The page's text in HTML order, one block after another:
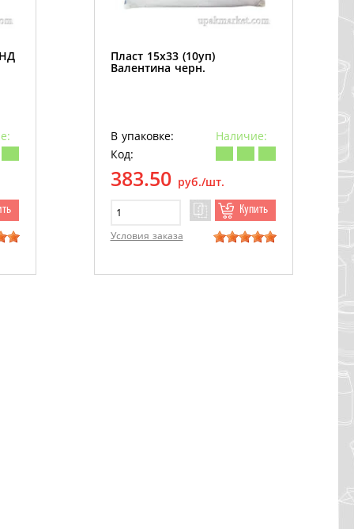
Пласт 15х33 (10уп)
Валентина черн.
В упаковке:
Наличие:
Код:
383.50 руб./шт.
Купить
Условия заказа